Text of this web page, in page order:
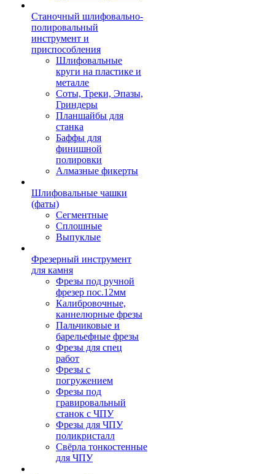
Станочный шлифовально-
полировальный
инструмент и
приспособления
Шлифовальные
круги на пластике и
металле
Соты, Треки, Эпазы,
Гриндеры
Планшайбы для
станка
Баффы для
финишной
полировки
Алмазные фикерты
Шлифовальные чашки
(фаты)
Сегментные
Сплошные
Выпуклые
Фрезерный инструмент
для камня
Фрезы под ручной
фрезер пос.12мм
Калибровочные,
каннелюрные фрезы
Пальчиковые и
барельефные фрезы
Фрезы для спец
работ
Фрезы с
погружением
Фрезы под
гравировальный
станок с ЧПУ
Фрезы для ЧПУ
поликристалл
Свёрла тонкостенные
для ЧПУ